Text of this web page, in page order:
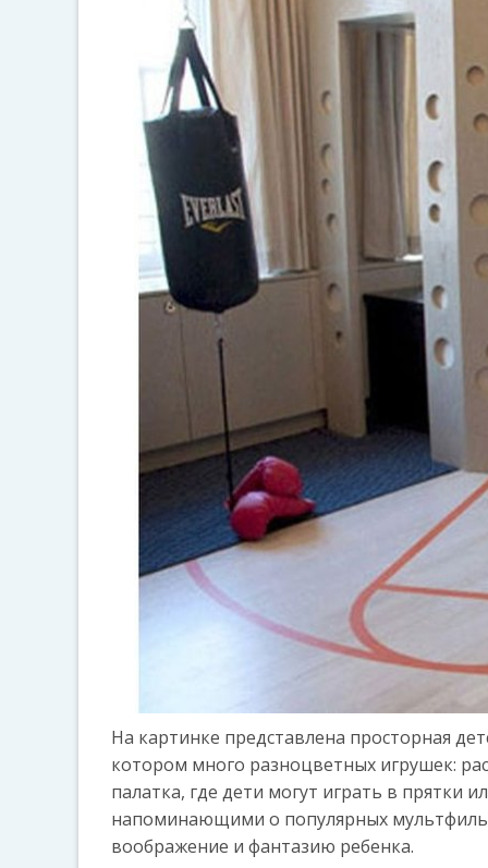
На картинке представлена просторная
котором много разноцветных игрушек:
палатка, где дети могут играть в прятки
напоминающими о популярных
воображение и фантазию ребенка.